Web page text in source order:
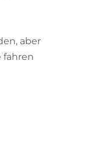
aber
fahren